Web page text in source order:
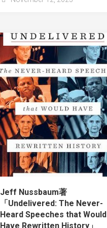
Jeff Nussbaum著
「Undelivered: The Never-
Heard Speeches that Would
Have Rewritten History」